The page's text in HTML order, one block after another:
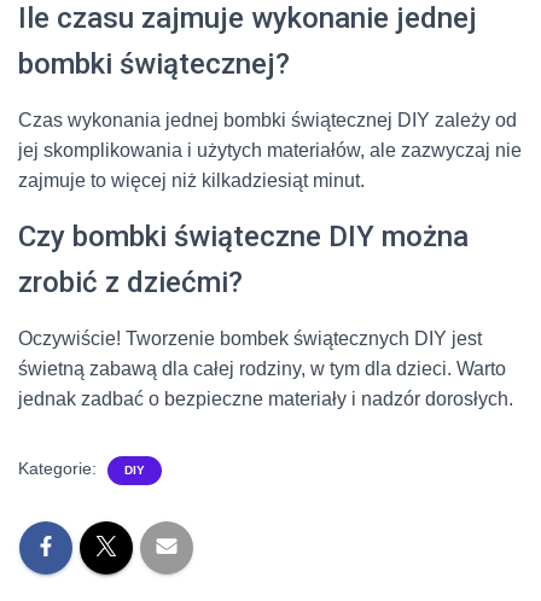
Ile czasu zajmuje wykonanie jednej
bombki świątecznej?
Czas wykonania jednej bombki świątecznej DIY zależy od
jej skomplikowania i użytych materiałów, ale zazwyczaj nie
zajmuje to więcej niż kilkadziesiąt minut.
Czy bombki świąteczne DIY można
zrobić z dziećmi?
Oczywiście! Tworzenie bombek świątecznych DIY jest
świetną zabawą dla całej rodziny, w tym dla dzieci. Warto
jednak zadbać o bezpieczne materiały i nadzór dorosłych.
Kategorie: DIY